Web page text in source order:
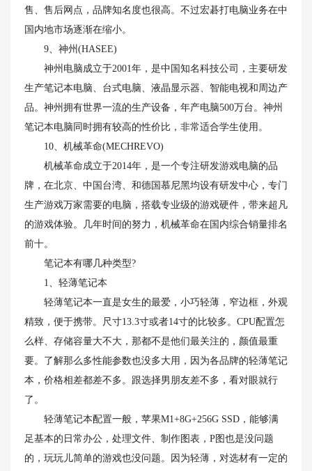
售、售后网点，品牌知名度也很高。不过宏碁打电脑业务在中
国内地市场逐渐在缩小。
9、神州(HASEE)
神州电脑成立于2001年，是中国知名科技公司，主要研发
生产笔记本电脑、台式电脑、液晶显示器、智能电视和周边产
品。神州拥有世界一流的生产设备，年产电脑500万台。神州
笔记本电脑同时拥有较高的性价比，非常适合学生使用。
10、机械革命(MECHREVO)
机械革命成立于2014年，是一个专注研发游戏电脑的品
牌，在北京、中国台湾、和德国慕尼黑均设有研发中心，专门
生产游戏万家需要的电脑，搭载专业级的游戏硬件，带来超凡
的游戏体验。几年时间的努力，机械革命在国内综合销量排名
前十。
笔记本有哪几种类型?
1、轻薄笔记本
轻薄笔记本一直是女生的最爱，小巧轻薄，窄边框，外观
精致，便于携带。尺寸13.3寸或者14寸的比较多。CPU配置怎
么样、存储容量大不大，那都不是他们最关注的，颜值最重
要。了解那么多性能参数也没多大用，因为各品牌的轻薄笔记
本，价格相差都差不多。跟选择男朋友差不多，看对眼就行
了。
轻薄笔记本配置一般，苹果M1+8G+256G SSD，能够满
足基本的日常办公，处理文件、制作图表，P图也是没问题
的，玩玩儿简单的游戏也没问题。因为轻薄，对选材有一定的